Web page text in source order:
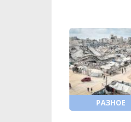
РАЗНОЕ